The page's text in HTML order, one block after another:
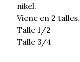
nikel.
Viene en 2 talles.
Talle 1/2
Talle 3/4